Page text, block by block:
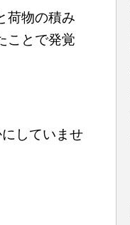
荷物の積み
ことで発覚
していませ